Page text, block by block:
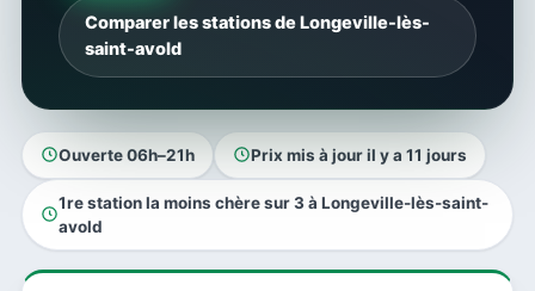
Comparer les stations de Longeville-lès-
saint-avold
Ouverte 06h–21h Prix mis à jour il y a 11 jours
1re station la moins chère sur 3 à Longeville-lès-saint-
avold